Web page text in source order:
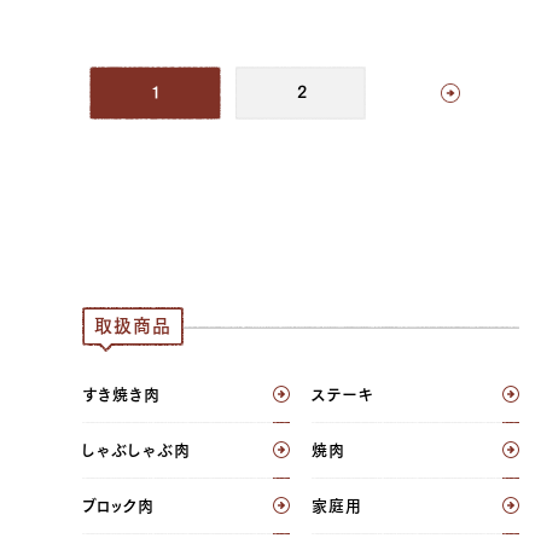
1 2
取扱商品
すき焼き肉 ステーキ
しゃぶしゃぶ肉 焼肉
ブロック肉 家庭用